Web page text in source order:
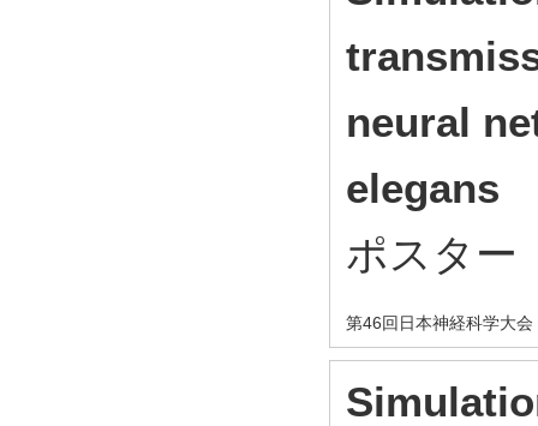
neural
elegans
ポスター
第46回日本神経科学大